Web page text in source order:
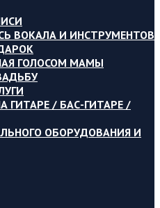
ВОКАЛА И ИНСТРУМЕНТОВ
ГОЛОСОМ МАМЫ
ГИТАРЕ / БАС-ГИТАРЕ /
ОБОРУДОВАНИЯ И